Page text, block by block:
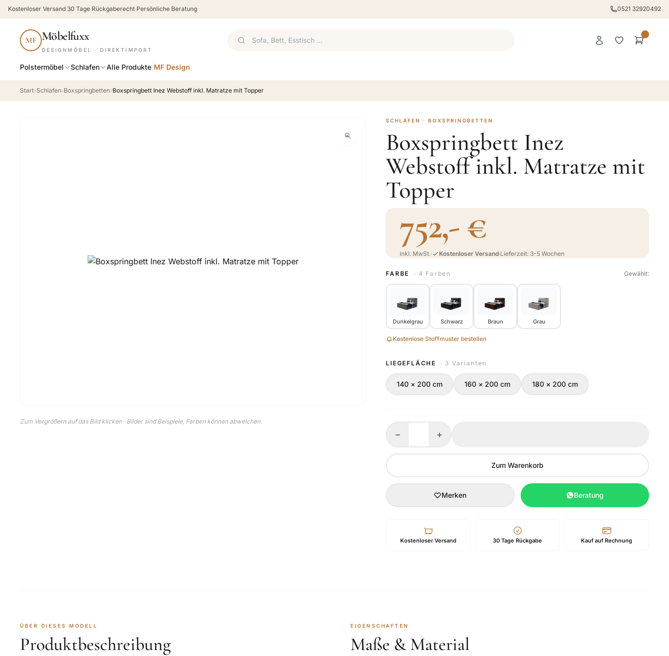
Kostenloser Versand·30 Tage Rückgaberecht·Persönliche Beratung 0521 32920492
MF Möbelfuxx
DESIGNMÖBEL · DIREKTIMPORT
Polstermöbel Schlafen Alle Produkte MF Design
Start›Schlafen›Boxspringbetten›Boxspringbett Inez Webstoff inkl. Matratze mit Topper
Zum Vergrößern auf das Bild klicken · Bilder sind Beispiele, Farben können abweichen.
SCHLAFEN · BOXSPRINGBETTEN
Boxspringbett Inez
Webstoff inkl. Matratze mit
Topper
752,- €
inkl. MwSt.· Kostenloser Versand·Lieferzeit: 3-5 Wochen
FARBE · 4 Farben Gewählt:
Dunkelgrau Schwarz Braun Grau
Kostenlose Stoffmuster bestellen
LIEGEFLÄCHE · 3 Varianten
140 × 200 cm 160 × 200 cm 180 × 200 cm
− +
Zum Warenkorb
Merken Beratung
Kostenloser Versand 30 Tage Rückgabe Kauf auf Rechnung
ÜBER DIESES MODELL
Produktbeschreibung
EIGENSCHAFTEN
Maße & Material